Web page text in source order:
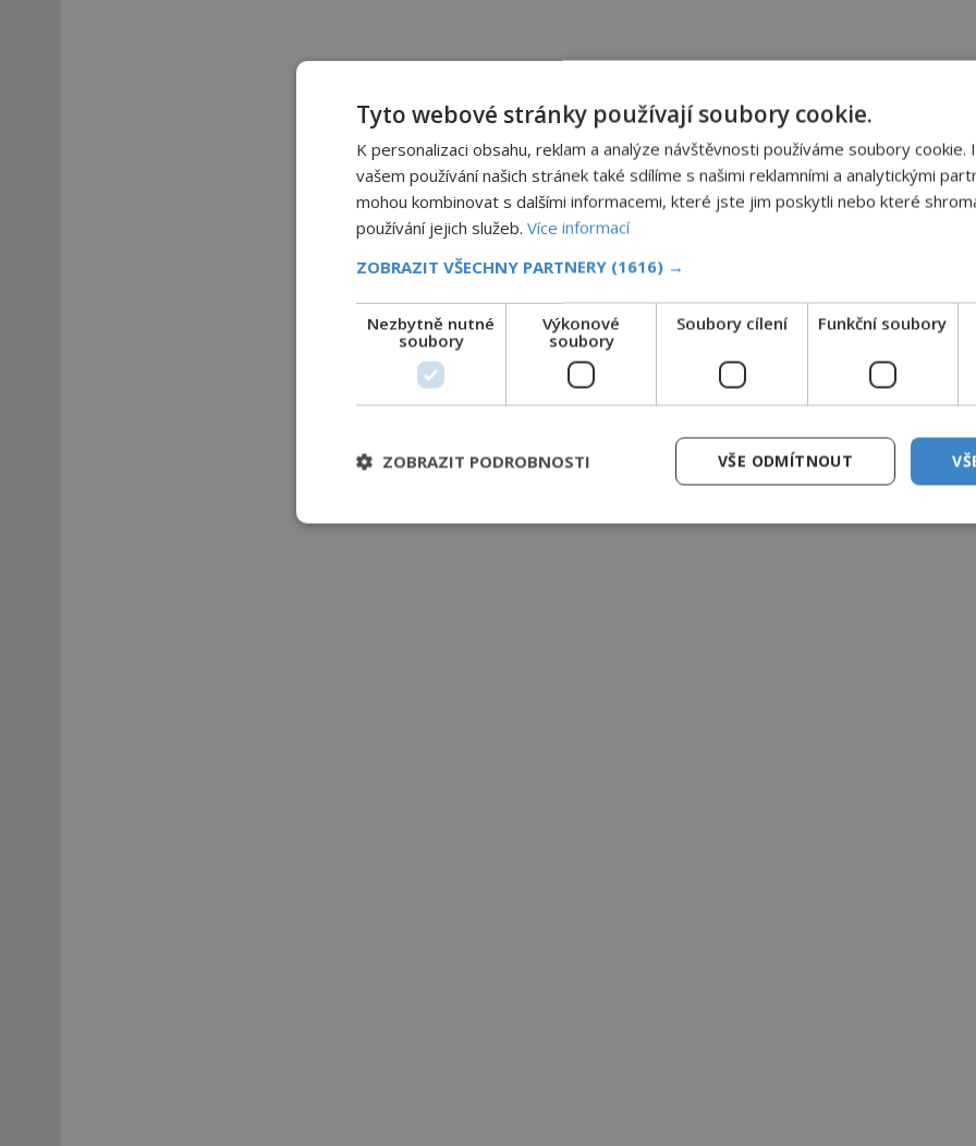
Tyto webové stránky používají soubory cookie.
K personalizaci obsahu, reklam a analýze návštěvnosti používáme soubory cookie.
vašem používání našich stránek také sdílíme s našimi reklamními a analytickými
mohou kombinovat s dalšími informacemi, které jste jim poskytli nebo které
používání jejich služeb. Více informací
ZOBRAZIT VŠECHNY PARTNERY (1616) →
Nezbytně nutné
soubory
Výkonové
soubory
Soubory cílení Funkční soubory
VŠE ODMÍTNOUT
ZOBRAZIT PODROBNOSTI